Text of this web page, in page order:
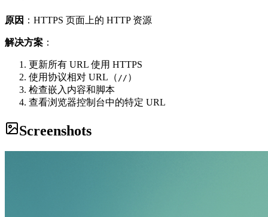
原因 ：HTTPS 页面上的 HTTP 资源
解决方案 ：
更新所有 URL 使用 HTTPS
使用协议相对 URL（ // ）
检查嵌入内容和脚本
查看浏览器控制台中的特定 URL
Screenshots